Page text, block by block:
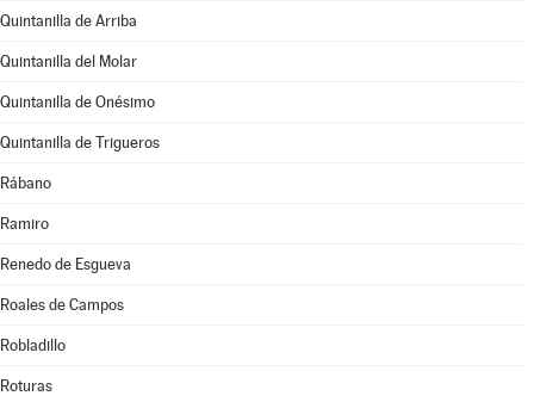
Quintanilla de Arriba
Quintanilla del Molar
Quintanilla de Onésimo
Quintanilla de Trigueros
Rábano
Ramiro
Renedo de Esgueva
Roales de Campos
Robladillo
Roturas